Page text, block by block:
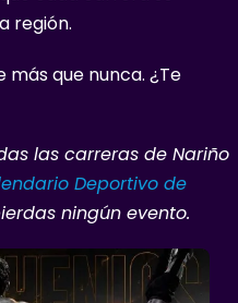
región.
más que nunca. ¿Te
las carreras de Nariño
Deportivo de
ningún evento.